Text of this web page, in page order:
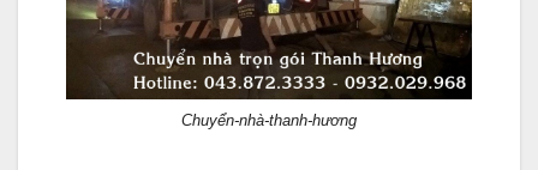
Chuyển-nhà-thanh-hương